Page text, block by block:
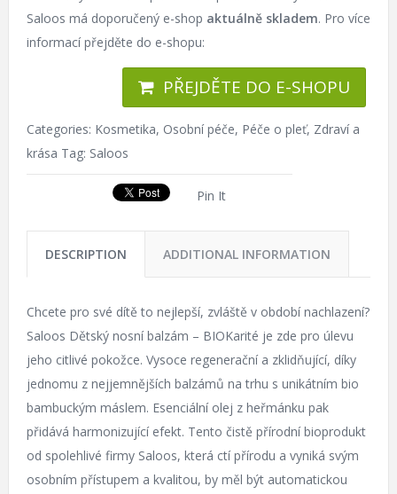
Saloos má doporučený e-shop aktuálně skladem. Pro více
informací přejděte do e-shopu:
PŘEJDĚTE DO E-SHOPU
Categories: Kosmetika, Osobní péče, Péče o pleť, Zdraví a
krása Tag: Saloos
Pin It
DESCRIPTION ADDITIONAL INFORMATION
Chcete pro své dítě to nejlepší, zvláště v období nachlazení?
Saloos Dětský nosní balzám – BIOKarité je zde pro úlevu
jeho citlivé pokožce. Vysoce regenerační a zklidňující, díky
jednomu z nejjemnějších balzámů na trhu s unikátním bio
bambuckým máslem. Esenciální olej z heřmánku pak
přidává harmonizující efekt. Tento čistě přírodní bioprodukt
od spolehlivé firmy Saloos, která ctí přírodu a vyniká svým
osobním přístupem a kvalitou, by měl být automatickou